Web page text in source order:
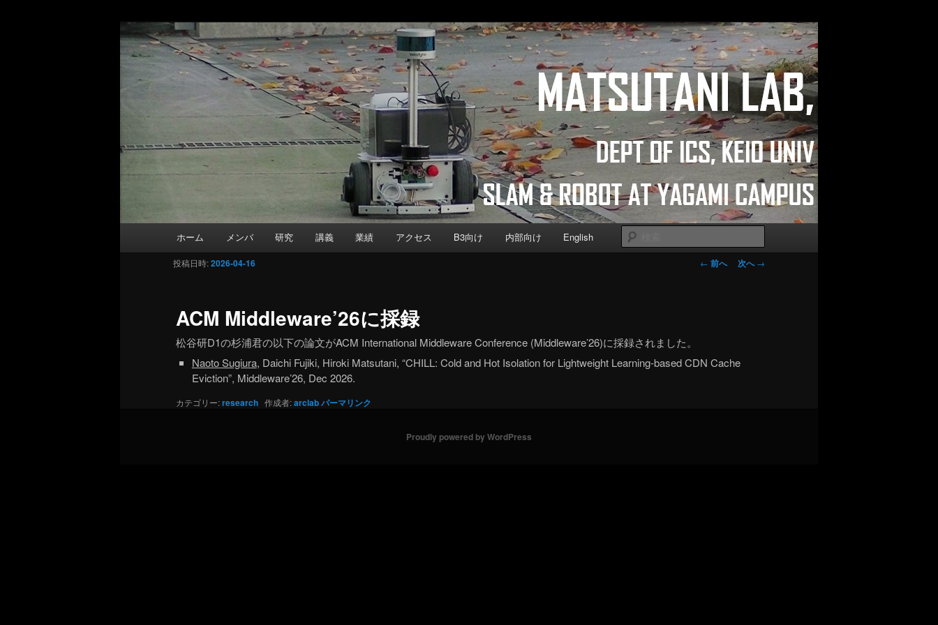
Matsutani Lab
Department of Information and Computer Science, Keio University
ホーム メンバ 研究 講義 業績 アクセス B3向け 内部向け English
投稿ナビゲー
← 前へ 次へ→
ACM Middleware’26に採録
投稿日時:2026-04-16
松谷研D1の杉浦君の以下の論文がACM International Middleware Conference (Middleware’26)に採録されました。
Naoto Sugiura, Daichi Fujiki, Hiroki Matsutani, “CHILL: Cold and Hot Isolation for Lightweight Learning-based CDN Cache
Eviction”, Middleware’26, Dec 2026.
カテゴリー:research 作成者:arclabパーマリンク
Proudly powered by WordPress